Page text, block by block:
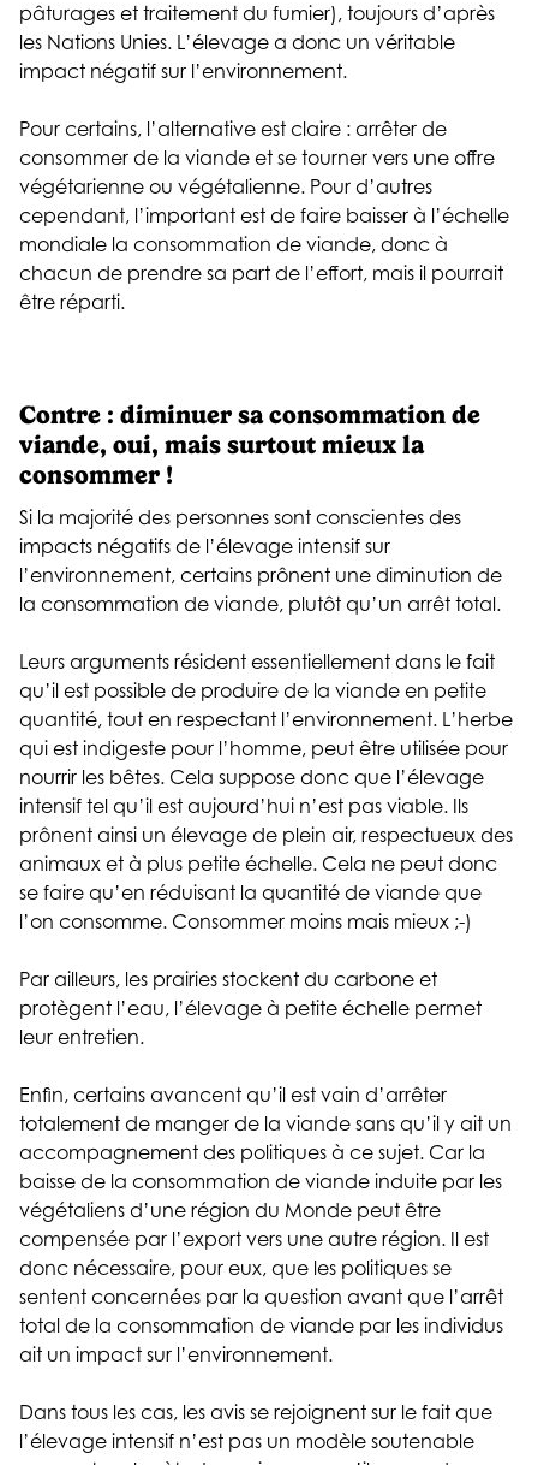
pâturages et traitement du fumier), toujours d’après
les Nations Unies. L’élevage a donc un véritable
impact négatif sur l’environnement.
Pour certains, l’alternative est claire : arrêter de
consommer de la viande et se tourner vers une offre
végétarienne ou végétalienne. Pour d’autres
cependant, l’important est de faire baisser à l’échelle
mondiale la consommation de viande, donc à
chacun de prendre sa part de l’effort, mais il pourrait
être réparti.
Contre : diminuer sa consommation de
viande, oui, mais surtout mieux la
consommer !
Si la majorité des personnes sont conscientes des
impacts négatifs de l’élevage intensif sur
l’environnement, certains prônent une diminution de
la consommation de viande, plutôt qu’un arrêt total.
Leurs arguments résident essentiellement dans le fait
qu’il est possible de produire de la viande en petite
quantité, tout en respectant l’environnement. L’herbe
qui est indigeste pour l’homme, peut être utilisée pour
nourrir les bêtes. Cela suppose donc que l’élevage
intensif tel qu’il est aujourd’hui n’est pas viable. Ils
prônent ainsi un élevage de plein air, respectueux des
animaux et à plus petite échelle. Cela ne peut donc
se faire qu’en réduisant la quantité de viande que
l’on consomme. Consommer moins mais mieux ;-)
Par ailleurs, les prairies stockent du carbone et
protègent l’eau, l’élevage à petite échelle permet
leur entretien.
Enfin, certains avancent qu’il est vain d’arrêter
totalement de manger de la viande sans qu’il y ait un
accompagnement des politiques à ce sujet. Car la
baisse de la consommation de viande induite par les
végétaliens d’une région du Monde peut être
compensée par l’export vers une autre région. Il est
donc nécessaire, pour eux, que les politiques se
sentent concernées par la question avant que l’arrêt
total de la consommation de viande par les individus
ait un impact sur l’environnement.
Dans tous les cas, les avis se rejoignent sur le fait que
l’élevage intensif n’est pas un modèle soutenable